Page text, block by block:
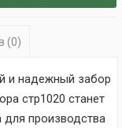
(0)
и надежный забор
стр1020 станет
производства